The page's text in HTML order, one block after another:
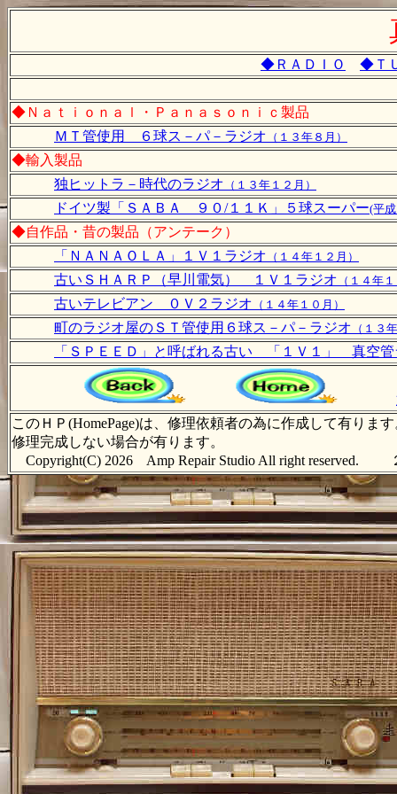
◆ＲＡＤＩＯ ◆Ｔ
◆Ｎａｔｉｏｎａｌ・Ｐａｎａｓｏｎｉｃ製品
ＭＴ管使用 ６球ス－パ－ラジオ （１３年８月）
◆輸入製品
独ヒットラ－時代のラジオ （１３年１２月）
ドイツ製「ＳＡＢＡ ９０/１１Ｋ」５球スーパー(平
◆自作品・昔の製品（アンテーク）
「ＮＡＮＡＯＬＡ」１Ｖ１ラジオ （１４年１２月）
古いＳＨＡＲＰ（早川電気） １Ｖ１ラジオ （１４年
古いテレビアン ０Ｖ２ラジオ （１４年１０月）
町のラジオ屋のＳＴ管使用６球ス－パ－ラジオ （１３
「ＳＰＥＥＤ」と呼ばれる古い 「１Ｖ１」 真空管
このＨＰ(HomePage)は、修理依頼者の為に作成して有り
修理完成しない場合が有ります。
Copyright(C) 2026 Amp Repair Studio All right reserved.